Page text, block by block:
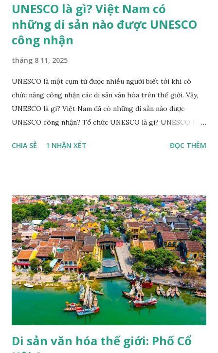
UNESCO là gì? Việt Nam có
những di sản nào được UNESCO
công nhận
tháng 8 11, 2025
UNESCO là một cụm từ được nhiều người biết tới khi có
chức năng công nhận các di sản văn hóa trên thế giới. Vậy,
UNESCO là gì? Việt Nam đã có những di sản nào được
UNESCO công nhận? Tổ chức UNESCO là gì? UNESCO là
Liên hợp quốc (United Nations Educational Scientific and
gia về giáo dục, khoa học và văn hoá để đảm bảo sự tôn
trọng công lý, luật pháp, nhân quyền và tự do cơ bản cho tất
cả mọi người không phân biệt chủng tộc, nam nữ, ngôn ngữ,
tôn giáo" (trích Công ước thành lập UNESCO). UNESCO
hiện đã có mặt trên 191 quốc gia thành viên và trụ sở chính
đặt tại Pháp, với hơn 50 văn phòng và các trung tâm trực
thuộc đặt khắp nơi trên thế giới, một trong các dự án của
UNESCO là duy trì danh sách các di sản thế giới. Một trong
những hoạt động nổi bật của UNESCO...
CHIA SẺ 1 NHẬN XÉT ĐỌC THÊM
Di sản văn hóa thế giới: Phố Cổ